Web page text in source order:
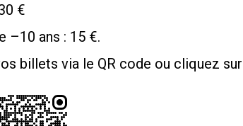
€
–10 ans : 15 €.
billets via le QR code ou cliquez